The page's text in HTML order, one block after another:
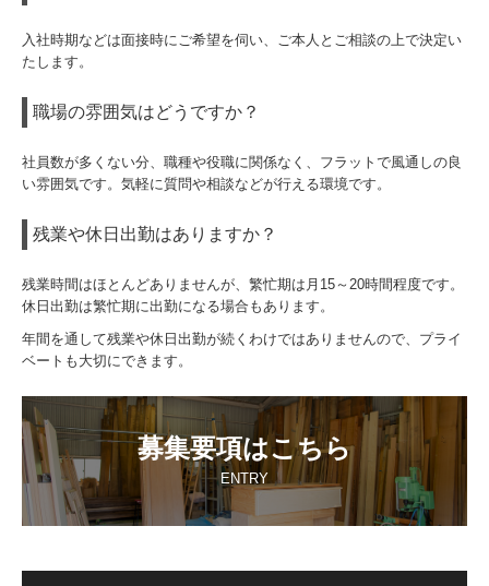
入社時期などは面接時にご希望を伺い、ご本人とご相談の上で決定い
たします。
職場の雰囲気はどうですか？
社員数が多くない分、職種や役職に関係なく、フラットで風通しの良
い雰囲気です。気軽に質問や相談などが行える環境です。
残業や休日出勤はありますか？
残業時間はほとんどありませんが、繁忙期は月15～20時間程度です。
休日出勤は繁忙期に出勤になる場合もあります。
年間を通して残業や休日出勤が続くわけではありませんので、プライ
ベートも大切にできます。
募集要項はこちら
ENTRY